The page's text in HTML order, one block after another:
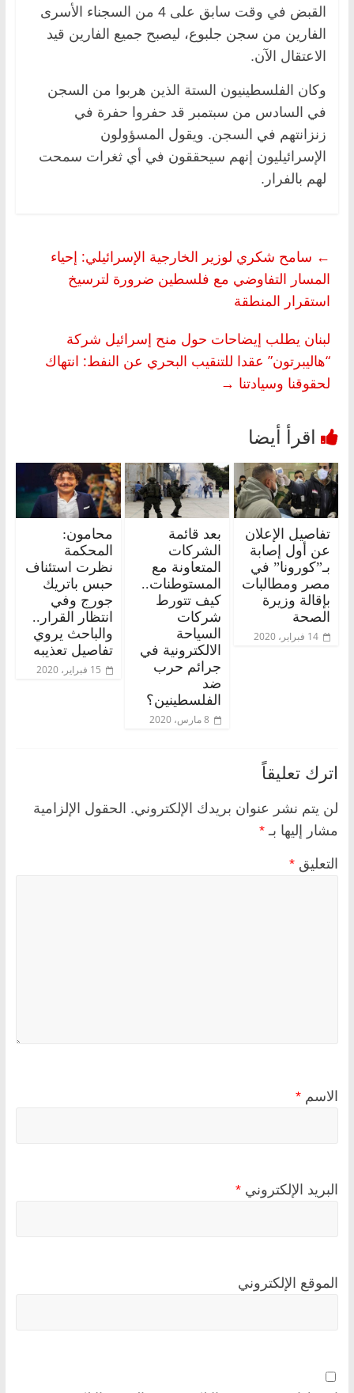
القبض في وقت سابق على 4 من السجناء الأسرى
الفارين من سجن جلبوع، ليصبح جميع الفارين قيد
الاعتقال الآن.
وكان الفلسطينيون الستة الذين هربوا من السجن
في السادس من سبتمبر قد حفروا حفرة في
زنزانتهم في السجن. ويقول المسؤولون
الإسرائيليون إنهم سيحققون في أي ثغرات سمحت
لهم بالفرار.
← سامح شكري لوزير الخارجية الإسرائيلي: إحياء
المسار التفاوضي مع فلسطين ضرورة لترسيخ
استقرار المنطقة
لبنان يطلب إيضاحات حول منح إسرائيل شركة
“هاليبرتون” عقدا للتنقيب البحري عن النفط: انتهاك
لحقوقنا وسيادتنا →
تفاصيل الإعلان
عن أول إصابة
بـ”كورونا” في
مصر ومطالبات
بإقالة وزيرة
الصحة
14 فبراير، 2020
بعد قائمة
الشركات
المتعاونة مع
المستوطنات..
كيف تتورط
شركات
السياحة
الالكترونية في
جرائم حرب
ضد
الفلسطينين؟
8 مارس، 2020
محامون:
المحكمة
نظرت استئناف
حبس باتريك
جورج وفي
انتظار القرار..
والباحث يروي
تفاصيل تعذيبه
15 فبراير، 2020
اترك تعليقاً
لن يتم نشر عنوان بريدك الإلكتروني. الحقول الإلزامية
مشار إليها بـ *
التعليق *
الاسم *
البريد الإلكتروني *
الموقع الإلكتروني